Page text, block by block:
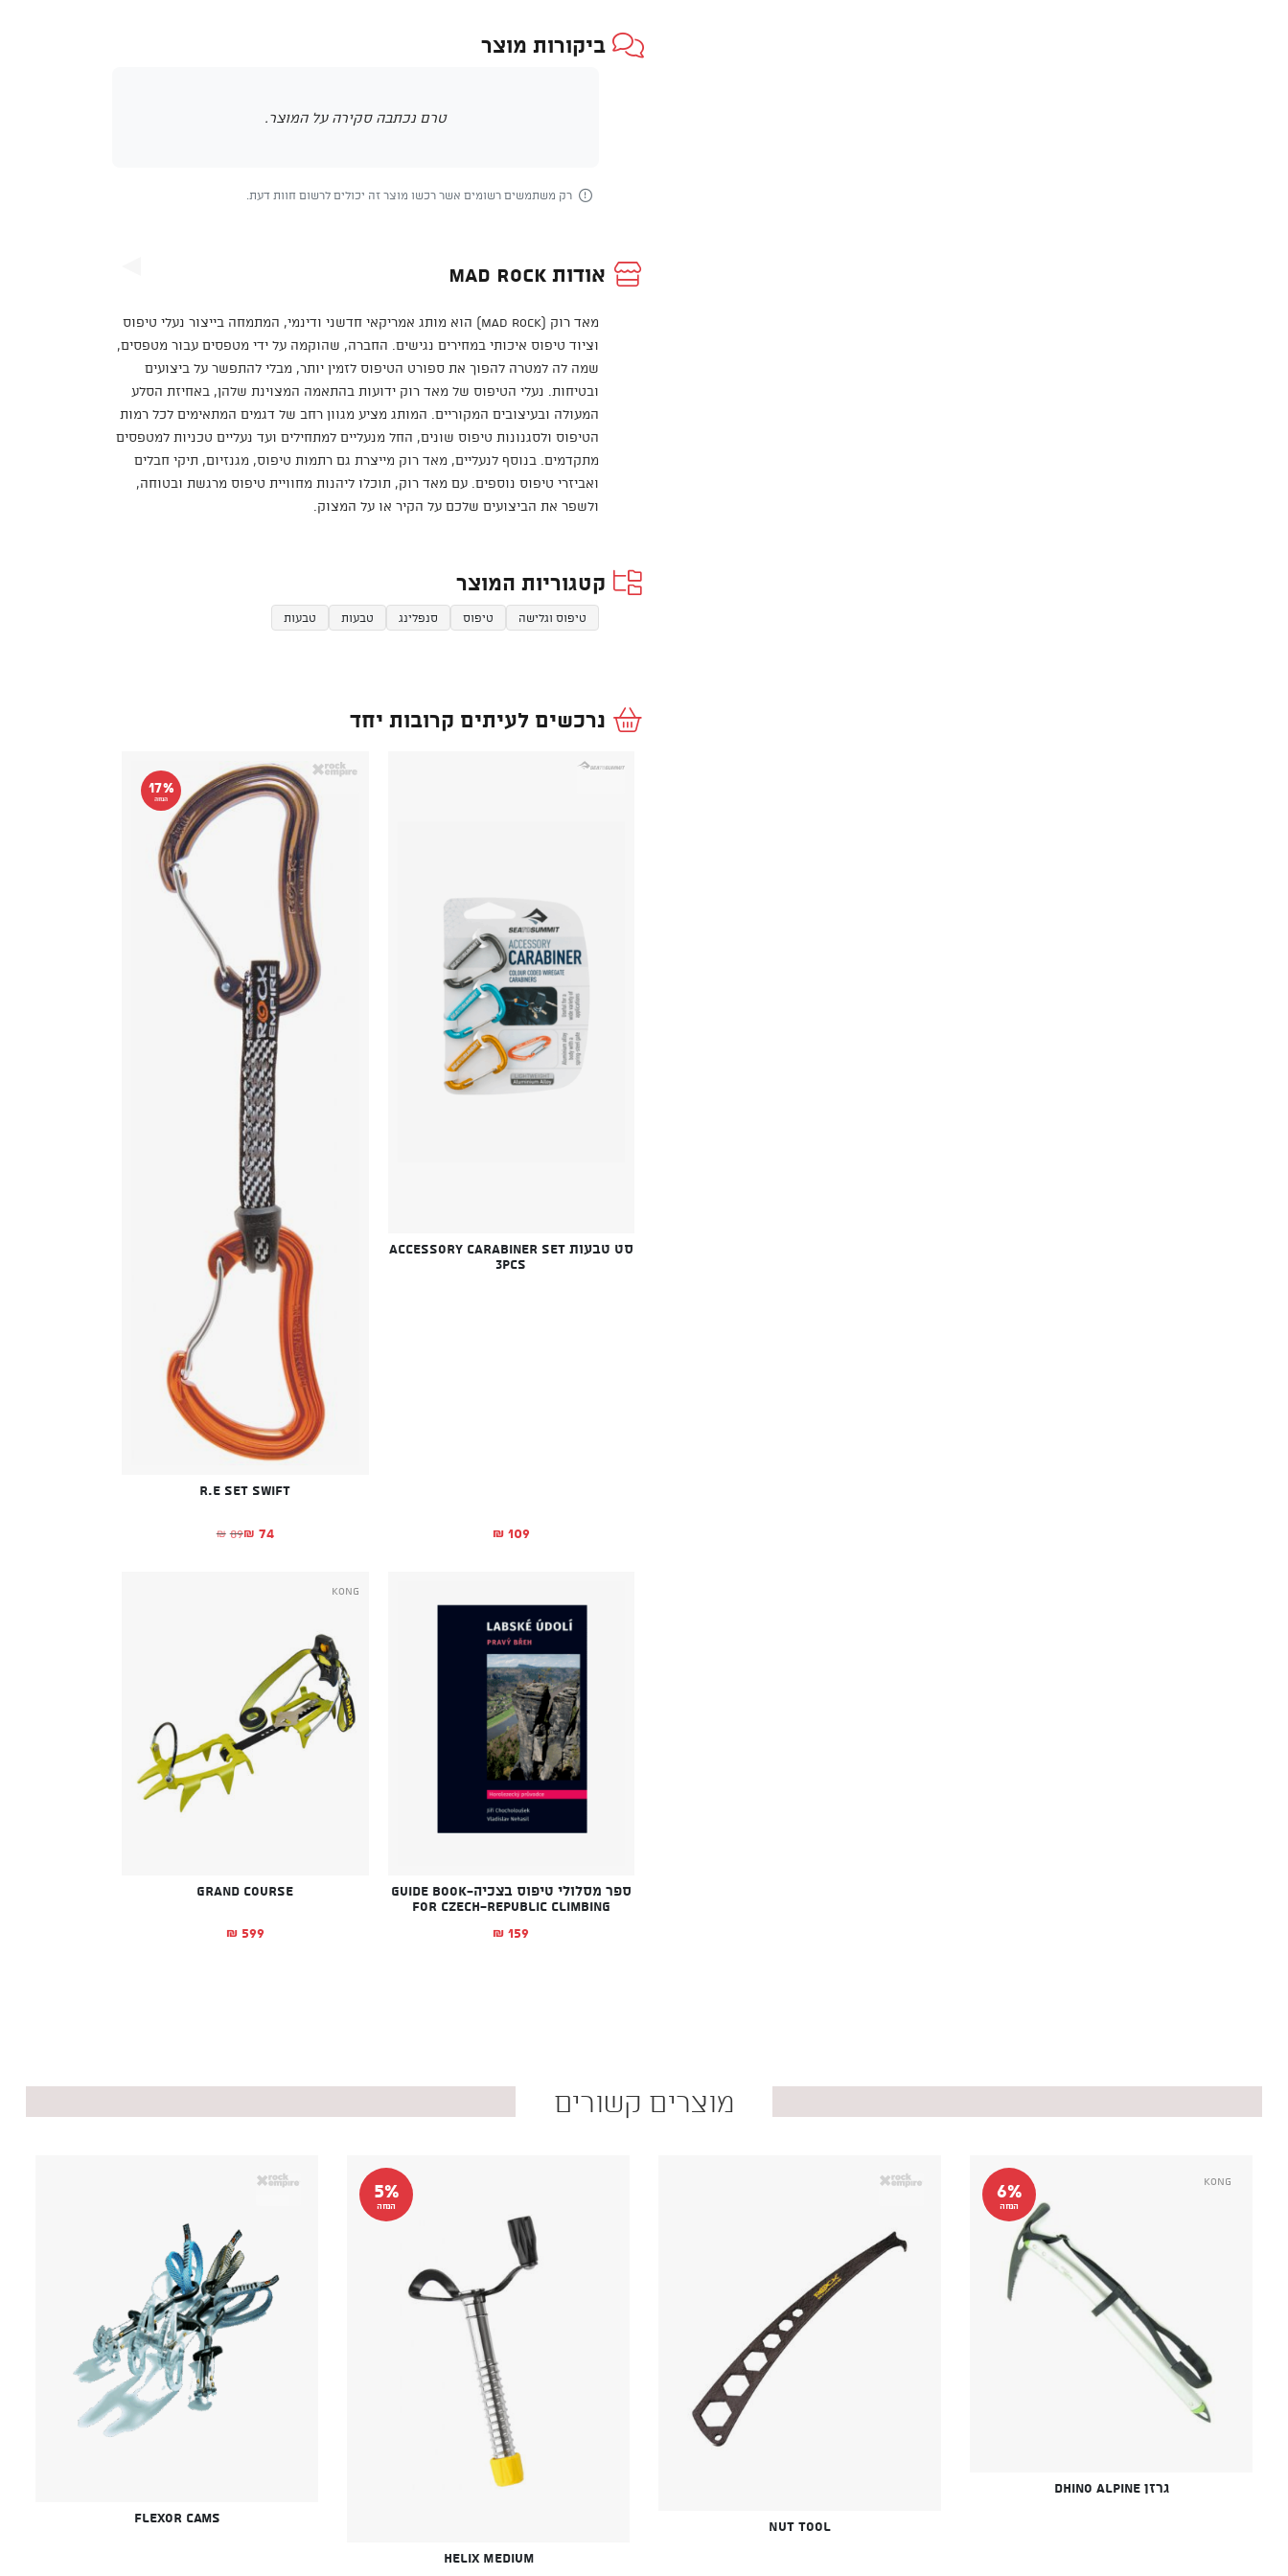
ביקורות מוצר
טרם נכתבה סקירה על המוצר.
רק משתמשים רשומים אשר רכשו מוצר זה יכולים לרשום חוות דעת.
אודות Mad Rock
מאד רוק (Mad Rock) הוא מותג אמריקאי חדשני ודינמי, המתמחה בייצור נעלי טיפוס
וציוד טיפוס איכותי במחירים נגישים. החברה, שהוקמה על ידי מטפסים עבור מטפסים,
שמה לה למטרה להפוך את ספורט הטיפוס לזמין יותר, מבלי להתפשר על ביצועים
ובטיחות. נעלי הטיפוס של מאד רוק ידועות בהתאמה המצוינת שלהן, באחיזת הסלע
המעולה ובעיצובים המקוריים. המותג מציע מגוון רחב של דגמים המתאימים לכל רמות
הטיפוס ולסגנונות טיפוס שונים, החל מנעליים למתחילים ועד נעליים טכניות למטפסים
מתקדמים. בנוסף לנעליים, מאד רוק מייצרת גם רתמות טיפוס, מגנזיום, תיקי חבלים
ואביזרי טיפוס נוספים. עם מאד רוק, תוכלו ליהנות מחוויית טיפוס מרגשת ובטוחה,
ולשפר את הביצועים שלכם על הקיר או על המצוק.
קטגוריות המוצר
טיפוס וגלישה טיפוס סנפלינג טבעות טבעות
נרכשים לעיתים קרובות יחד
סט טבעות Accessory Carabiner Set
3pcs
₪ 109
17%
הנחה
R.E set swift
₪ 89
המחיר המקורי היה: ₪89.₪ 74 המחיר הנוכחי הוא: ₪74.
ספר מסלולי טיפוס בצכיה-Guide book
for Czech-republic climbing
₪ 159
Kong
Grand Course
₪ 599
מוצרים קשורים
6%
הנחה
Kong
גרזן Dhino Alpine
Nut Tool
5%
הנחה
Helix Medium
Flexor cams